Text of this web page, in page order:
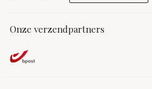
Onze verzendpartners